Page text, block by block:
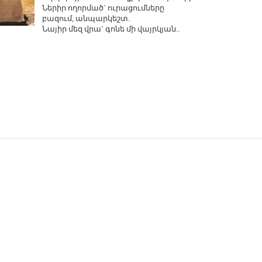
Նե­րիր ո­ղոր­մած` ու­րա­ցում­նե­րը
բա­զում, ան­պար­կեշտ.
Նա­յիր մեզ վրա` գո­նե մի վայրկ­յան..